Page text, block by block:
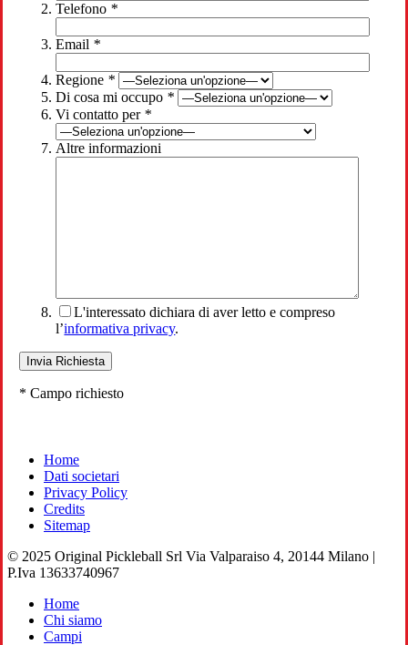
Telefono *
Email *
Regione *
Di cosa mi occupo *
Vi contatto per *
Altre informazioni
L'interessato dichiara di aver letto e compreso
l’informativa privacy.
* Campo richiesto
Home
Dati societari
Privacy Policy
Credits
Sitemap
© 2025 Original Pickleball Srl Via Valparaiso 4, 20144 Milano |
P.Iva 13633740967
Close
Menu
Home
Chi siamo
Campi